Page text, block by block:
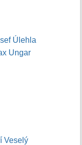
Úlehla
Ungar
Veselý